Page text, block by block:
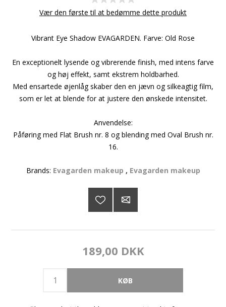
Vær den første til at bedømme dette produkt
Vibrant Eye Shadow EVAGARDEN. Farve: Old Rose
En exceptionelt lysende og vibrerende finish, med intens farve
og høj effekt, samt ekstrem holdbarhed.
Med ensartede øjenlåg skaber den en jævn og silkeagtig film,
som er let at blende for at justere den ønskede intensitet.
Anvendelse:
Påføring med Flat Brush nr. 8 og blending med Oval Brush nr.
16.
Brands: Evagarden makeup , Evagarden makeup
189,00 DKK